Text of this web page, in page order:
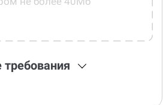
не более 40Мб